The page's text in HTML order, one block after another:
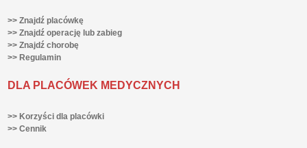
>> Znajdź placówkę
>> Znajdź operację lub zabieg
>> Znajdź chorobę
>> Regulamin
DLA PLACÓWEK MEDYCZNYCH
>> Korzyści dla placówki
>> Cennik